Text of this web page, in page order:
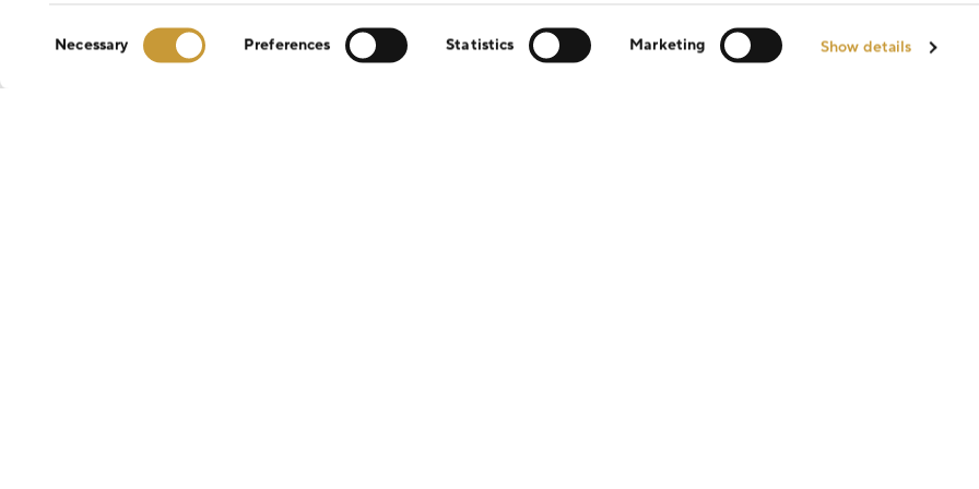
Necessary Preferences Statistics Marketing Show details